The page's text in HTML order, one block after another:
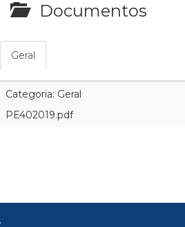
Documentos
Geral
Categoria: Geral
PE402019.pdf